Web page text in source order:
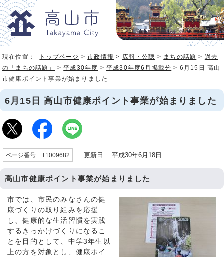
現在位置： トップページ >市政情報 > 広報・公聴 > まちの話題 > 過去
の「まちの話題」
>平成30年度 >平成30年度6月掲載分 > 6月15日 高山
市健康ポイント事業が始まりました
6月15日 高山市健康ポイント事業が始まりました
ページ番号 T1009682 更新日 平成30年6月18日
高山市健康ポイント事業が始まりました
市では、市民のみなさんの健
康づくりの取り組みを応援
し、健康的な生活習慣を実践
するきっかけづくりになるこ
とを目的として、中学3年生以
上の方を対象とし、健康ポイ